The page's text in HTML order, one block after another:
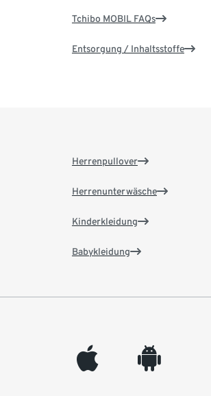
Tchibo MOBIL FAQs
Entsorgung / Inhaltsstoffe
Herrenpullover
Herrenunterwäsche
Kinderkleidung
Babykleidung
appleinc android